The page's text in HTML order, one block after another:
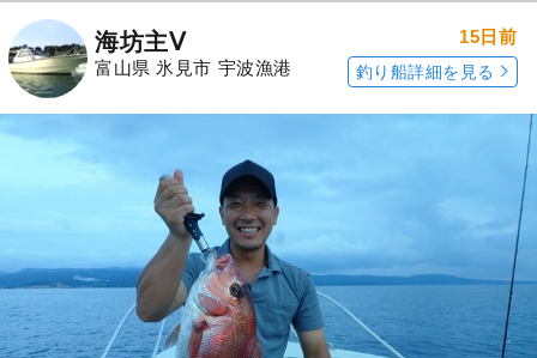
海坊主Ⅴ
富山県 氷見市 宇波漁港
15日前
釣り船詳細を見る